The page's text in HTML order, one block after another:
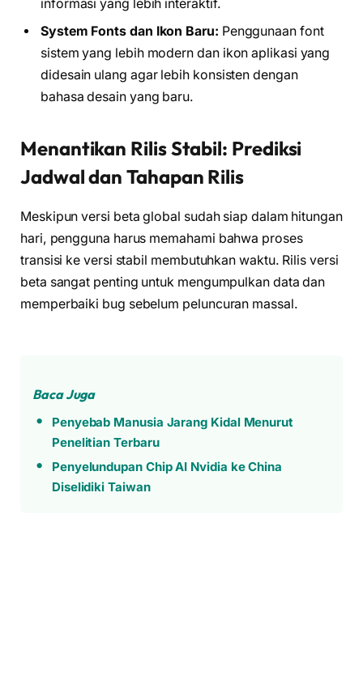
informasi yang lebih interaktif.
System Fonts dan Ikon Baru: Penggunaan font
sistem yang lebih modern dan ikon aplikasi yang
didesain ulang agar lebih konsisten dengan
bahasa desain yang baru.
Menantikan Rilis Stabil: Prediksi
Jadwal dan Tahapan Rilis
Meskipun versi beta global sudah siap dalam hitungan
hari, pengguna harus memahami bahwa proses
transisi ke versi stabil membutuhkan waktu. Rilis versi
beta sangat penting untuk mengumpulkan data dan
memperbaiki bug sebelum peluncuran massal.
Baca Juga
Penyebab Manusia Jarang Kidal Menurut
Penelitian Terbaru
Penyelundupan Chip AI Nvidia ke China
Diselidiki Taiwan